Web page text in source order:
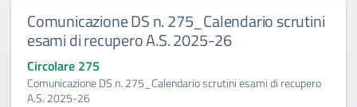
Comunicazione DS n. 275_Calendario scrutini
esami di recupero A.S. 2025-26
Circolare 275
Comunicazione DS n. 275_Calendario scrutini esami di recupero
A.S. 2025-26